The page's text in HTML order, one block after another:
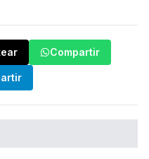
Compartir